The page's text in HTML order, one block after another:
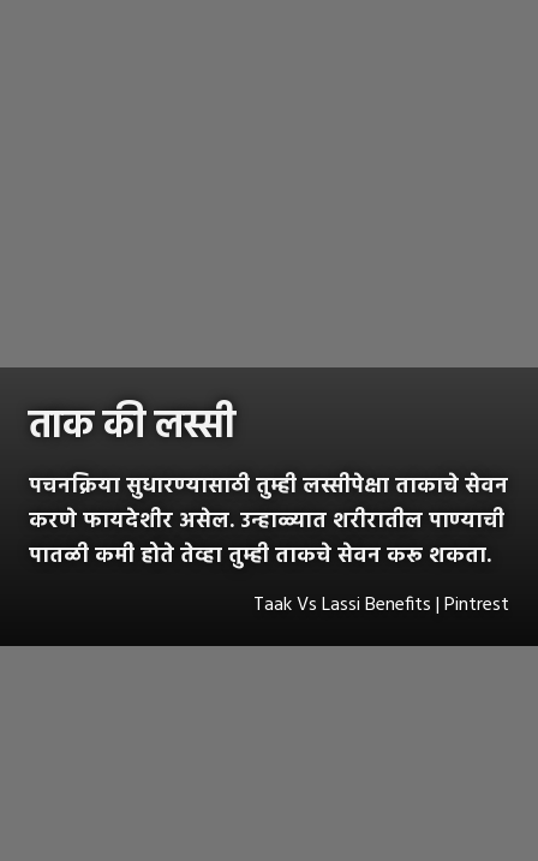
ताक की लस्सी
पचनक्रिया सुधारण्यासाठी तुम्ही लस्सीपेक्षा ताकाचे सेवन
करणे फायदेशीर असेल. उन्हाळ्यात शरीरातील पाण्याची
पातळी कमी होते तेव्हा तुम्ही ताकचे सेवन करू शकता.
Taak Vs Lassi Benefits | Pintrest